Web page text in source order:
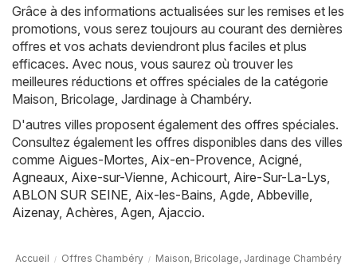
Grâce à des informations actualisées sur les remises et les
promotions, vous serez toujours au courant des dernières
offres et vos achats deviendront plus faciles et plus
efficaces. Avec nous, vous saurez où trouver les
meilleures réductions et offres spéciales de la catégorie
Maison, Bricolage, Jardinage à Chambéry.
D'autres villes proposent également des offres spéciales.
Consultez également les offres disponibles dans des villes
comme Aigues-Mortes Aix-en-Provence Acigné
Agneaux Aixe-sur-Vienne Achicourt Aire-Sur-La-Lys
ABLON SUR SEINE Aix-les-Bains Agde Abbeville
Aizenay, Achères Agen Ajaccio.
Accueil Offres Chambéry Maison, Bricolage, Jardinage Chambéry